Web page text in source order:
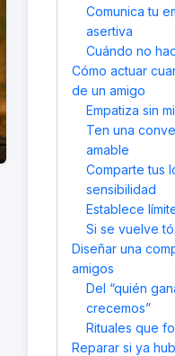
Comunica tu
asertiva
Cuándo no
Cómo actuar
de un amigo
Empatiza sin
Ten una
amable
Comparte tus
sensibilidad
Establece
Si se vuelve
Diseñar una
amigos
Del “quién
crecemos”
Rituales que
Reparar si ya